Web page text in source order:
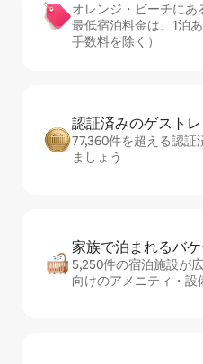
オレンジ・ビーチに
最低宿泊料金は、1泊
手数料を除く）
認証済みのゲ⁠ス⁠ト⁠
77,360件を超える認
ましょう
家族で泊まれるバ⁠
5,250件の宿泊施設が
向けのアメニティ・設